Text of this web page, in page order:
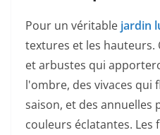
Pour un véritable jardin
textures et les hauteurs.
et arbustes qui
l'ombre, des vivaces qui
saison, et des annuelles
couleurs éclatantes. Les